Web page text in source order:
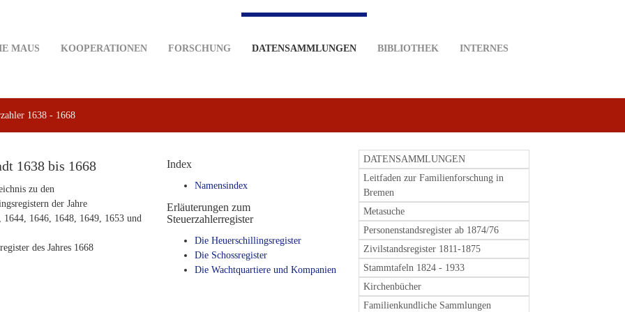
MAUS KOOPERATIONEN FORSCHUNG DATENSAMMLUNGEN BIBLIOTHEK INTERNES
1638 - 1668
1638 bis 1668
zu den
der Jahre
1644, 1646, 1648, 1649, 1653 und
des Jahres 1668
Index
Namensindex
Erläuterungen zum
Steuerzahlerregister
Die Heuerschillingsregister
Die Schossregister
Die Wachtquartiere und Kompanien
DATENSAMMLUNGEN
Leitfaden zur Familienforschung in
Bremen
Metasuche
Personenstandsregister ab 1874/76
Zivilstandsregister 1811-1875
Stammtafeln 1824 - 1933
Kirchenbücher
Familienkundliche Sammlungen